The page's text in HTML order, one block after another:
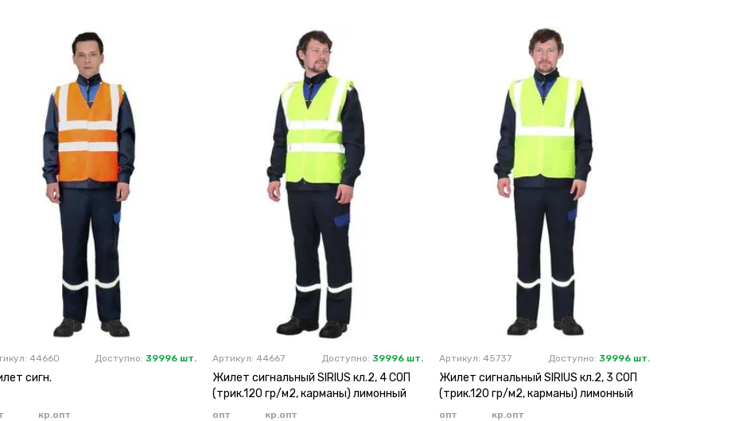
44660 Доступно: 39996 шт.
сигн.
кр.опт
Артикул: 44667 Доступно: 39996 шт.
Жилет сигнальный SIRIUS кл.2, 4 СОП
(трик.120 гр/м2, карманы) лимонный
опт кр.опт
Артикул: 45737 Доступно: 39996 шт.
Жилет сигнальный SIRIUS кл.2, 3 СОП
(трик.120 гр/м2, карманы) лимонный
опт кр.опт